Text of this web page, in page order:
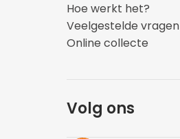
Hoe werkt het?
Veelgestelde vragen
Online collecte
Volg ons